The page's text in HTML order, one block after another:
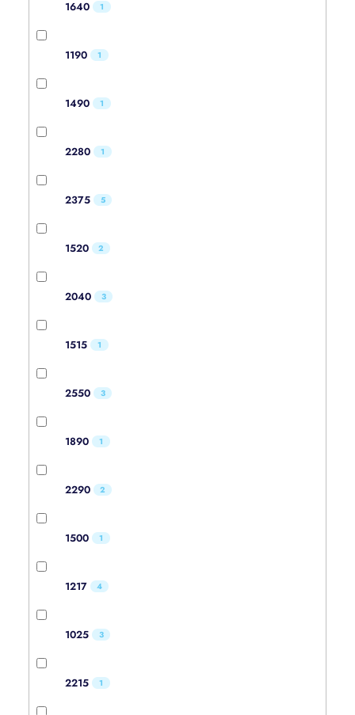
1640 1
1190 1
1490 1
2280 1
2375 5
1520 2
2040 3
1515 1
2550 3
1890 1
2290 2
1500 1
1217 4
1025 3
2215 1